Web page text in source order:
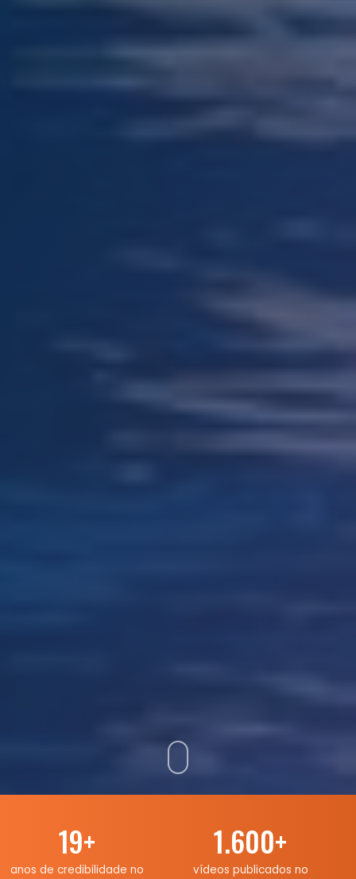
19+
anos de credibilidade no
1.600+
vídeos publicados no